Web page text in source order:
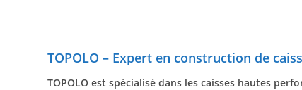
TOPOLO – Expert en construction de
TOPOLO est spécialisé dans les caisses hautes